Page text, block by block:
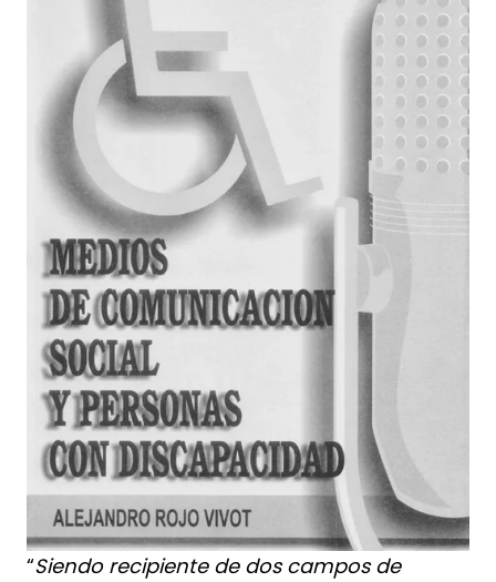
“Siendo recipiente de dos campos de